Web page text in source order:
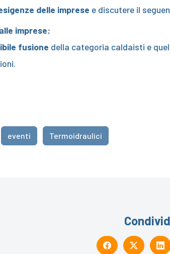
delle imprese e discutere il
imprese;
fusione della categoria caldaisti e
eventi Termoidraulici